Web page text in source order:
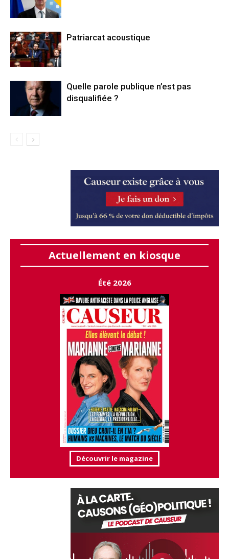
Patriarcat acoustique
Quelle parole publique n’est pas
disqualifiée ?
Actuellement en kiosque
Été 2026
Découvrir le magazine